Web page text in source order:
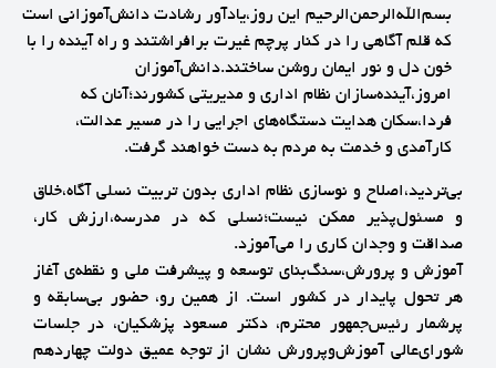
بسم‌الله‌الرحمن‌الرحیم این روز،یادآور رشادت دانش‌آموزانی است
که قلم آگاهی را در کنار پرچم غیرت برافراشتند و راه آینده را با
خون دل و نور ایمان روشن ساختند.دانش‌آموزان
امروز،آینده‌سازان نظام اداری و مدیریتی کشورند؛آنان که
فردا،سکان هدایت دستگاه‌های اجرایی را در مسیر عدالت،
کارآمدی و خدمت به مردم به دست خواهند گرفت.
بی‌تردید،اصلاح و نوسازی نظام اداری بدون تربیت نسلی آگاه،خلاق
و مسئول‌پذیر ممکن نیست؛نسلی که در مدرسه،ارزش کار،
صداقت و وجدان کاری را می‌آموزد.
آموزش‌ و پرورش،سنگ‌بنای توسعه و پیشرفت ملی و نقطه‌ی آغاز
هر تحول پایدار در کشور است. از همین رو، حضور بی‌سابقه و
پرشمار رئیس‌جمهور محترم، دکتر مسعود پزشکیان، در جلسات
شورای‌عالی آموزش‌وپرورش نشان از توجه عمیق دولت چهاردهم